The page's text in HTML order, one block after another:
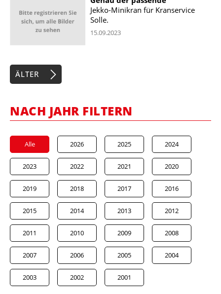
Jekko-Minikran für Kranservice
Solle.
15.09.2023
ÄLTER
NACH JAHR FILTERN
Alle 2026 2025 2024
2023 2022 2021 2020
2019 2018 2017 2016
2015 2014 2013 2012
2011 2010 2009 2008
2007 2006 2005 2004
2003 2002 2001